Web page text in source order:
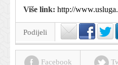
Više link: http://
Podijeli
Facebook